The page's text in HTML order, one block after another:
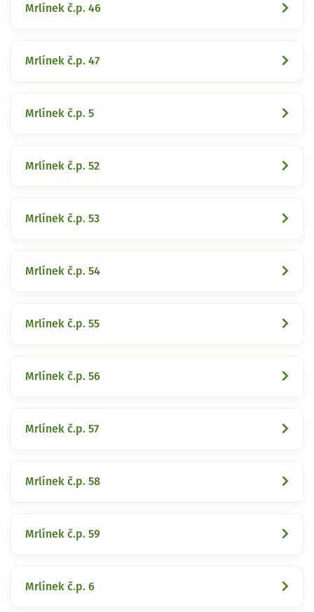
Mrlínek č.p. 46
Mrlínek č.p. 47
Mrlínek č.p. 5
Mrlínek č.p. 52
Mrlínek č.p. 53
Mrlínek č.p. 54
Mrlínek č.p. 55
Mrlínek č.p. 56
Mrlínek č.p. 57
Mrlínek č.p. 58
Mrlínek č.p. 59
Mrlínek č.p. 6